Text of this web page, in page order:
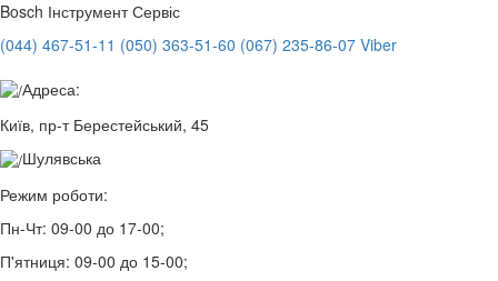
Bosch Інструмент Сервіс
(044) 467-51-11 (050) 363-51-60 (067) 235-86-07 Viber
Адреса:
Київ, пр-т Берестейський, 45
Шулявська
Режим роботи:
Пн-Чт: 09-00 до 17-00;
П'ятниця: 09-00 до 15-00;